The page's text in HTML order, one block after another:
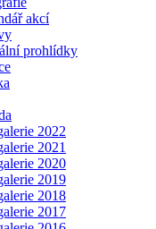
akcí
prohlídky
2022
2021
2020
2019
2018
2017